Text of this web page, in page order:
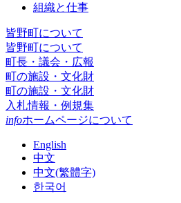
組織と仕事
皆野町について
皆野町について
町長・議会・広報
町の施設・文化財
町の施設・文化財
入札情報・例規集
infoホームページについて
English
中文
中文(繁體字)
한국어